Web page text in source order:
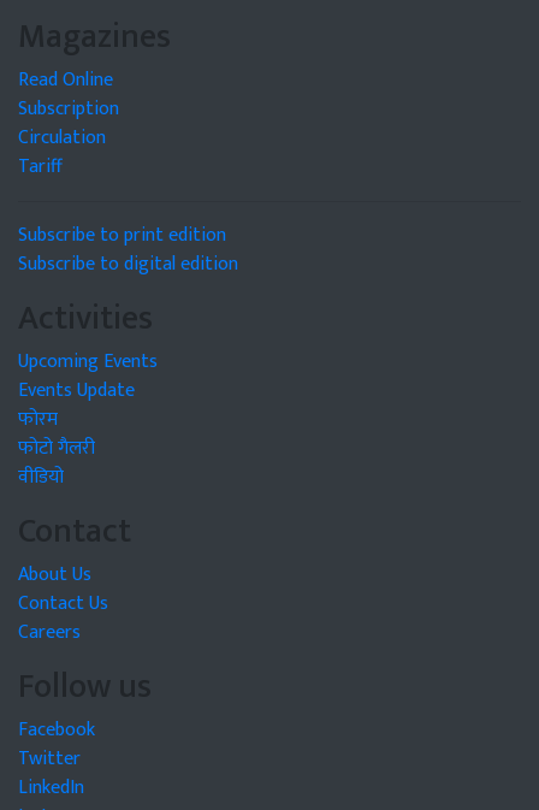
Magazines
Read Online
Subscription
Circulation
Tariff
Subscribe to print edition
Subscribe to digital edition
Activities
Upcoming Events
Events Update
फोरम
फोटो गैलरी
वीडियो
Contact
About Us
Contact Us
Careers
Follow us
Facebook
Twitter
LinkedIn